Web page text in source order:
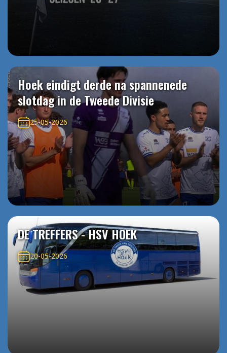
Hoek eindigt derde na spannenede
slotdag in de Tweede Divisie
25-05-2026
DE TREFFERS - HSV HOEK
20-05-2026